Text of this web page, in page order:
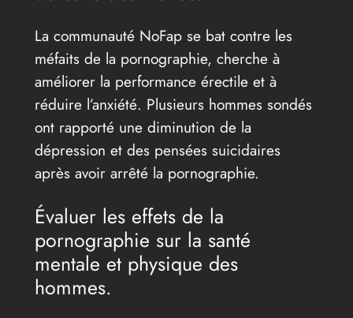
La communauté NoFap se bat contre les
méfaits de la pornographie, cherche à
améliorer la performance érectile et à
réduire l’anxiété. Plusieurs hommes sondés
ont rapporté une diminution de la
dépression et des pensées suicidaires
après avoir arrêté la pornographie.
Évaluer les effets de la
pornographie sur la santé
mentale et physique des
hommes.